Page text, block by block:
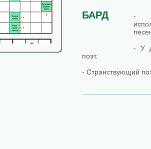
БАРД
-
- У
поэт.
- Странствующий